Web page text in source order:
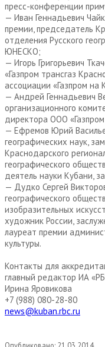
пресс-конференции
— Иван Геннадьевич
премии, председатель
отделения Русского
ЮНЕСКО;
— Игорь Григорьевич
«Газпром трансгаз
ассоциации «Газпром на
— Андрей Геннадьевич
организационного
директора ООО
— Ефремов Юрий
географических наук,
Краснодарского
географического
деятель науки Кубани,
— Дудко Сергей
географического
изобразительных
художник России,
лауреат премии
культуры.
Контакты для
главный редактор ИА
Ирина Яровикова
+7 (988) 080-28-80
news@kuban.rbc.ru